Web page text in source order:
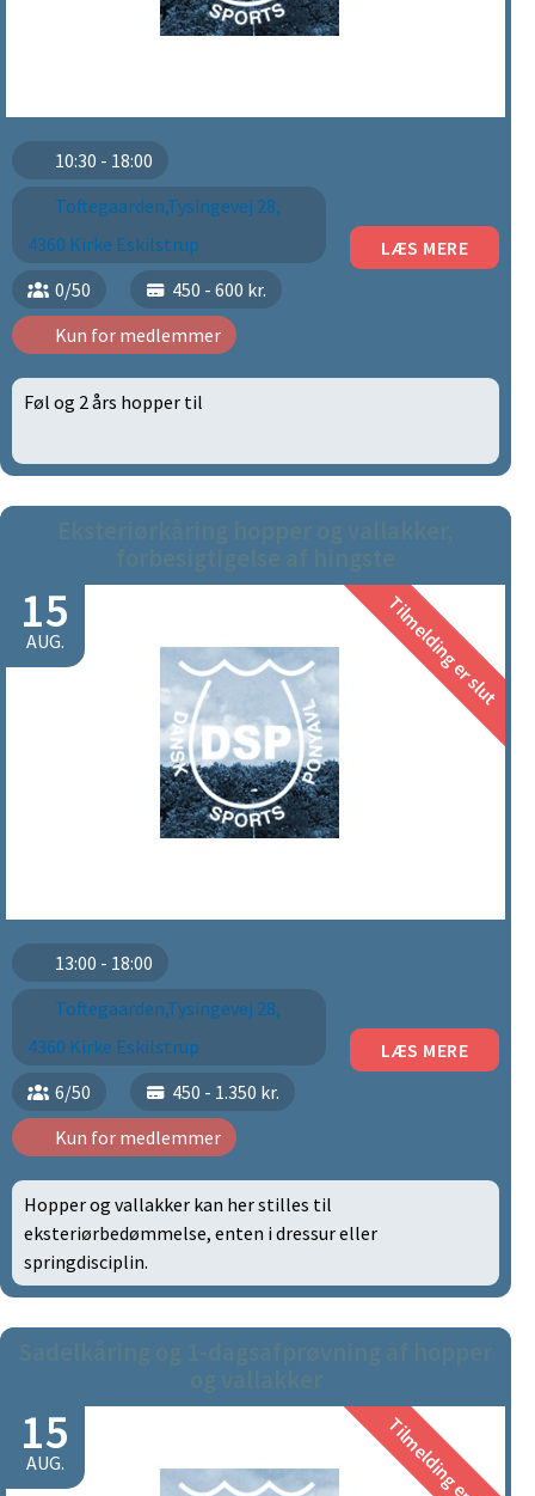
10:30 - 18:00
Toftegaarden,Tysingevej 28,
4360 Kirke Eskilstrup
0/50
450 - 600 kr.
Kun for medlemmer
LÆS MERE
Føl og 2 års hopper til
15
AUG. Tilmelding er slut
13:00 - 18:00
Toftegaarden,Tysingevej 28,
4360 Kirke Eskilstrup
6/50
450 - 1.350 kr.
Kun for medlemmer
LÆS MERE
Hopper og vallakker kan her stilles til
eksteriørbedømmelse, enten i dressur eller
springdisciplin.
15
AUG.